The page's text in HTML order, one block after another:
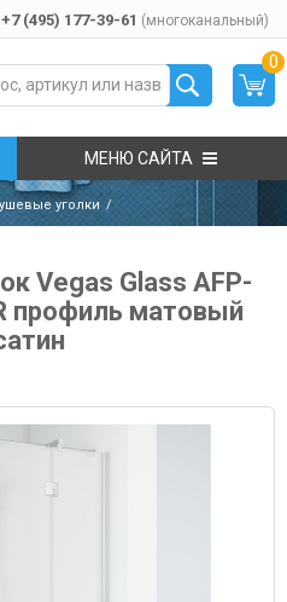
+7 (495) 177-39-61 (многоканальный)
0
МЕНЮ САЙТА
уголки
Vegas Glass AFP-
профиль матовый